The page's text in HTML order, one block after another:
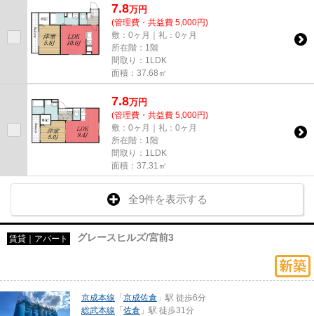
7.8万円
(管理費・共益費 5,000円)
敷：0ヶ月｜礼：0ヶ月
所在階：1階
間取り：1LDK
面積：37.68㎡
7.8万円
(管理費・共益費 5,000円)
敷：0ヶ月｜礼：0ヶ月
所在階：1階
間取り：1LDK
面積：37.31㎡
全9件を表示する
賃貸｜アパート グレースヒルズ/宮前3
京成本線 「京成佐倉 」駅 徒歩6分
総武本線 「佐倉 」駅 徒歩31分